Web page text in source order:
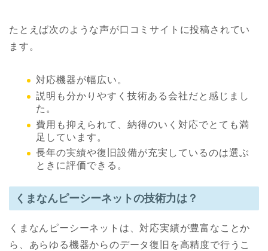
たとえば次のような声が口コミサイトに投稿されてい
ます。
対応機器が幅広い。
説明も分かりやすく技術ある会社だと感じまし
た。
費用も抑えられて、納得のいく対応でとても満
足しています。
長年の実績や復旧設備が充実しているのは選ぶ
ときに評価できる。
くまなんピーシーネットの技術力は？
くまなんピーシーネットは、対応実績が豊富なことか
ら、あらゆる機器からのデータ復旧を高精度で行うこ